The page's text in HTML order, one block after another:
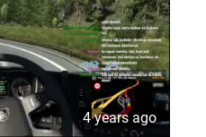
4 years ago